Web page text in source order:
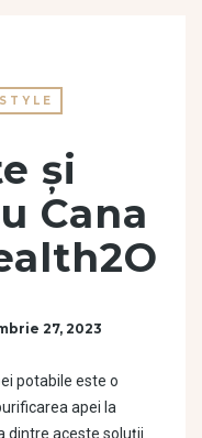
și
Cana
27, 2023
potabile este o
apei la
dintre aceste soluții